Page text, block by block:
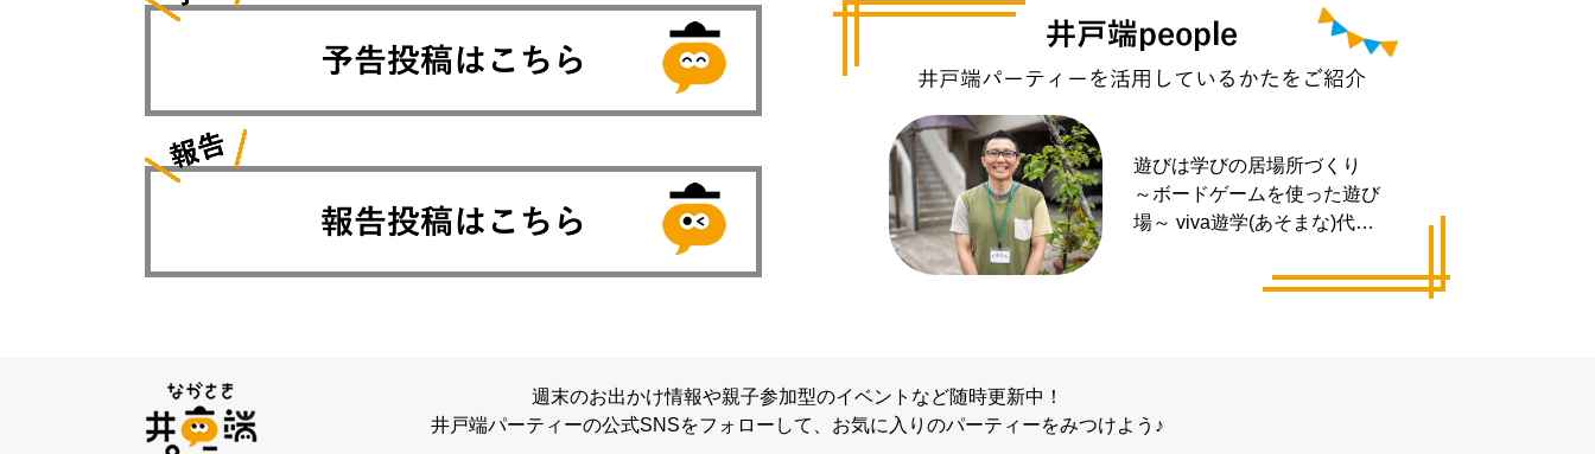
遊びは学びの居場所づくり
～ボードゲームを使った遊び
場～ viva遊学(あそまな)代表
週末のお出かけ情報や親子参加型のイベントなど随時更新中！
井戸端パーティーの公式SNSをフォローして、
お気に入りのパーティーをみつけよう♪